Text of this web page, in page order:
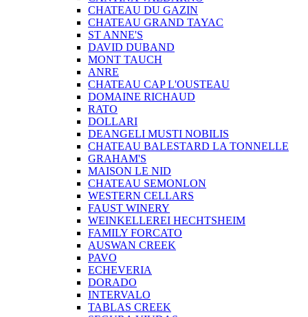
CHATEAU DU GAZIN
CHATEAU GRAND TAYAC
ST ANNE'S
DAVID DUBAND
MONT TAUCH
ANRE
CHATEAU CAP L'OUSTEAU
DOMAINE RICHAUD
RATO
DOLLARI
DEANGELI MUSTI NOBILIS
CHATEAU BALESTARD LA TONNELLE
GRAHAM'S
MAISON LE NID
CHATEAU SEMONLON
WESTERN CELLARS
FAUST WINERY
WEINKELLEREI HECHTSHEIM
FAMILY FORCATO
AUSWAN CREEK
PAVO
ECHEVERIA
DORADO
INTERVALO
TABLAS CREEK